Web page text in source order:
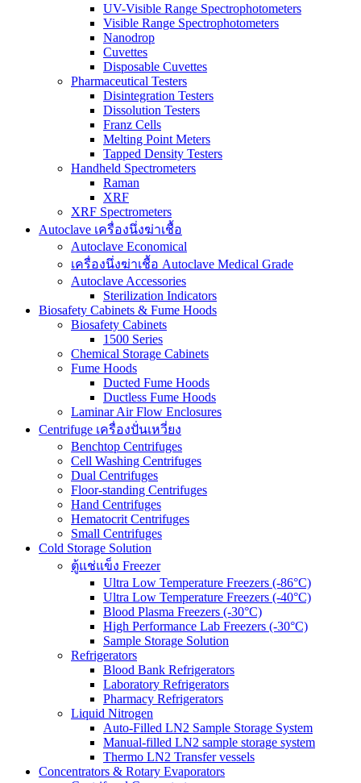
UV-Visible Range Spectrophotometers
Visible Range Spectrophotometers
Nanodrop
Cuvettes
Disposable Cuvettes
Pharmaceutical Testers
Disintegration Testers
Dissolution Testers
Franz Cells
Melting Point Meters
Tapped Density Testers
Handheld Spectrometers
Raman
XRF
XRF Spectrometers
Autoclave เครื่องนึ่งฆ่าเชื้อ
Autoclave Economical
เครื่องนึ่งฆ่าเชื้อ Autoclave Medical Grade
Autoclave Accessories
Sterilization Indicators
Biosafety Cabinets & Fume Hoods
Biosafety Cabinets
1500 Series
Chemical Storage Cabinets
Fume Hoods
Ducted Fume Hoods
Ductless Fume Hoods
Laminar Air Flow Enclosures
Centrifuge เครื่องปั่นเหวี่ยง
Benchtop Centrifuges
Cell Washing Centrifuges
Dual Centrifuges
Floor-standing Centrifuges
Hand Centrifuges
Hematocrit Centrifuges
Small Centrifuges
Cold Storage Solution
ตู้แช่แข็ง Freezer
Ultra Low Temperature Freezers (-86°C)
Ultra Low Temperature Freezers (-40°C)
Blood Plasma Freezers (-30°C)
High Performance Lab Freezers (-30°C)
Sample Storage Solution
Refrigerators
Blood Bank Refrigerators
Laboratory Refrigerators
Pharmacy Refrigerators
Liquid Nitrogen
Auto-Filled LN2 Sample Storage System
Manual-filled LN2 sample storage system
Thermo LN2 Transfer vessels
Concentrators & Rotary Evaporators